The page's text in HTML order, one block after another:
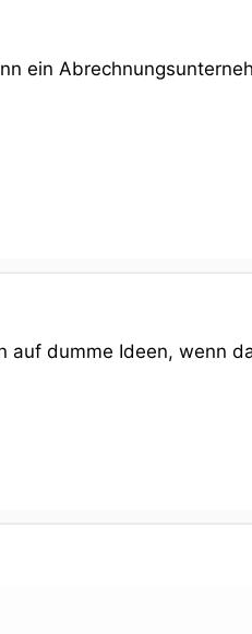
ein
auf dumme Ideen, wenn